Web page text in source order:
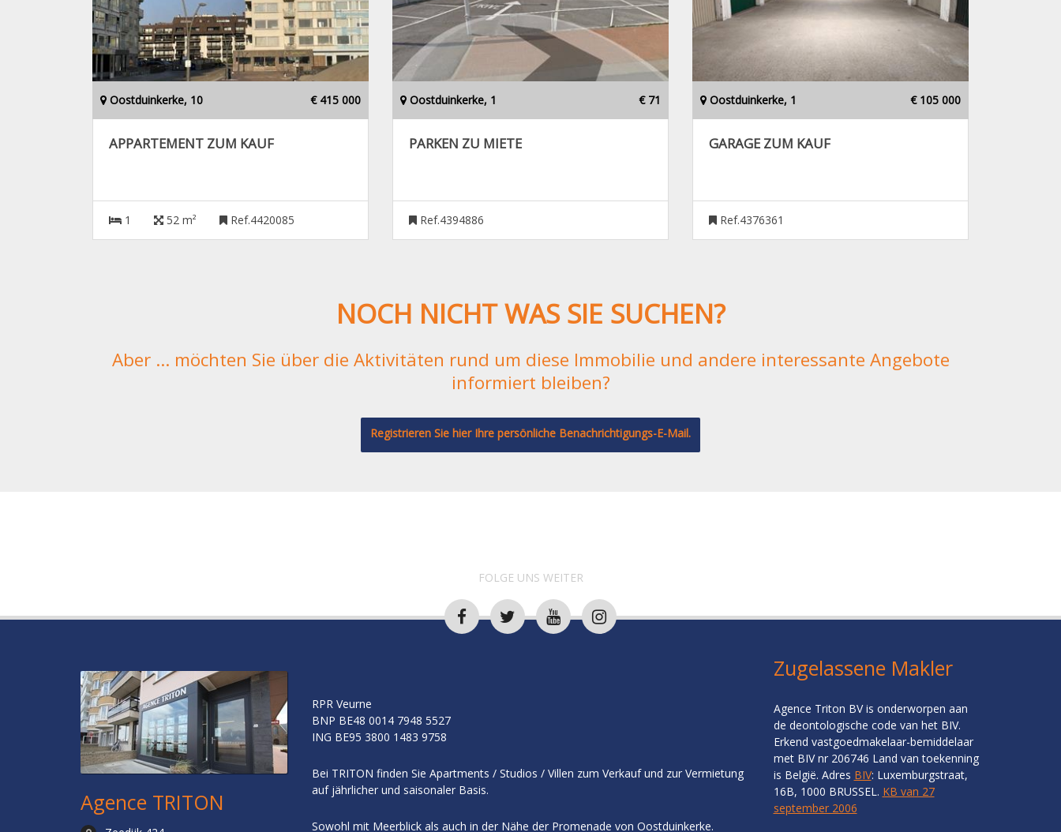
Oostduinkerke, 10 € 415 000
APPARTEMENT ZUM KAUF
1 52 m² Ref.4420085
Oostduinkerke, 1 € 71
PARKEN ZU MIETE
Ref.4394886
Oostduinkerke, 1 € 105 000
GARAGE ZUM KAUF
Ref.4376361
NOCH NICHT WAS SIE SUCHEN?
Aber ... möchten Sie über die Aktivitäten rund um diese Immobilie und andere interessante Angebote
informiert bleiben?
Registrieren Sie hier Ihre persönliche Benachrichtigungs-E-Mail.
FOLGE UNS WEITER
Agence TRITON
RPR Veurne
BNP BE48 0014 7948 5527
ING BE95 3800 1483 9758
Bei TRITON finden Sie Apartments / Studios / Villen zum Verkauf und zur Vermietung
auf jährlicher und saisonaler Basis.
Sowohl mit Meerblick als auch in der Nähe der Promenade von Oostduinkerke.
Zugelassene Makler
Agence Triton BV is onderworpen aan
de deontologische code van het BIV.
Erkend vastgoedmakelaar-bemiddelaar
met BIV nr 206746 Land van toekenning
is België. Adres BIV: Luxemburgstraat,
16B, 1000 BRUSSEL. KB van 27
september 2006